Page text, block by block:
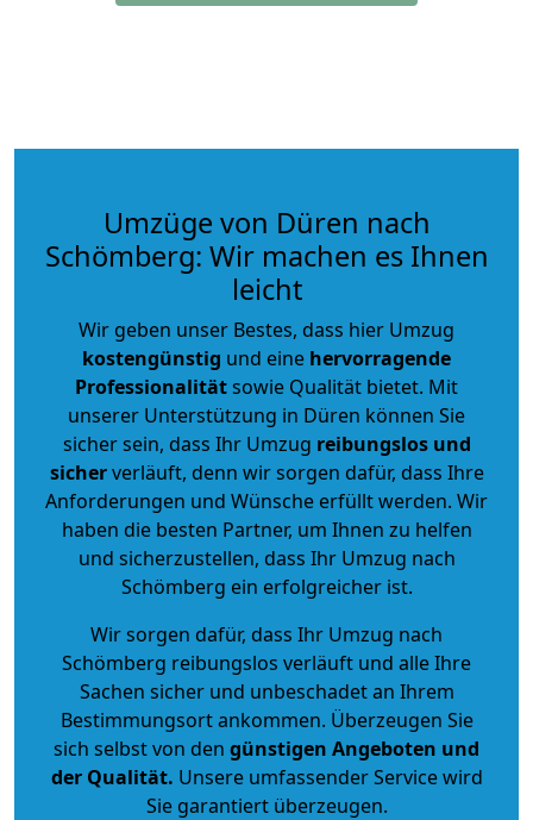
Umzüge von Düren nach
Schömberg: Wir machen es Ihnen
leicht
Wir geben unser Bestes, dass hier Umzug
kostengünstig und eine hervorragende
Professionalitätsowie Qualität bietet. Mit
unserer Unterstützung in Düren können Sie
sicher sein, dass Ihr Umzug reibungslos und
sicherverläuft, denn wir sorgen dafür, dass Ihre
Anforderungen und Wünsche erfüllt werden. Wir
haben die besten Partner, um Ihnen zu helfen
und sicherzustellen, dass Ihr Umzug nach
Schömberg ein erfolgreicher ist.
Wir sorgen dafür, dass Ihr Umzug nach
Schömberg reibungslos verläuft und alle Ihre
Sachen sicher und unbeschadet an Ihrem
Bestimmungsort ankommen. Überzeugen Sie
sich selbst von den günstigen Angeboten und
der Qualität. Unsere umfassender Service wird
Sie garantiert überzeugen.